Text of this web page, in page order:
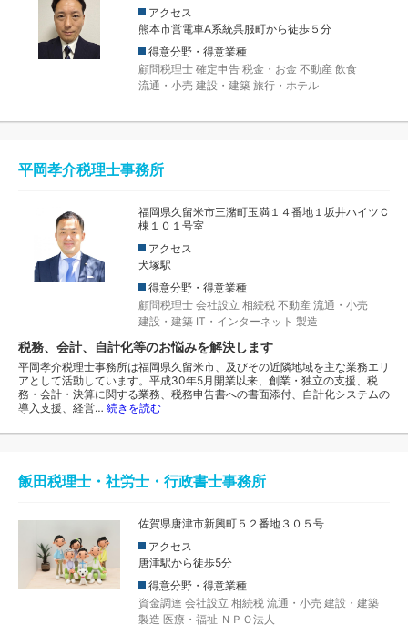
アクセス
熊本市営電車A系統呉服町から徒歩５分
得意分野・得意業種
顧問税理士 確定申告 税金・お金 不動産 飲食
流通・小売 建設・建築 旅行・ホテル
平岡孝介税理士事務所
福岡県久留米市三潴町玉満１４番地１坂井ハイツＣ
棟１０１号室
アクセス
犬塚駅
得意分野・得意業種
顧問税理士 会社設立 相続税 不動産 流通・小売
建設・建築 IT・インターネット 製造
税務、会計、自計化等のお悩みを解決します
平岡孝介税理士事務所は福岡県久留米市、及びその近隣地域を主な業務エリ
アとして活動しています。平成30年5月開業以来、創業・独立の支援、税
務・会計・決算に関する業務、税務申告書への書面添付、自計化システムの
導入支援、経営… 続きを読む
飯田税理士・社労士・行政書士事務所
佐賀県唐津市新興町５２番地３０５号
アクセス
唐津駅から徒歩5分
得意分野・得意業種
資金調達 会社設立 相続税 流通・小売 建設・建築
製造 医療・福祉 ＮＰＯ法人